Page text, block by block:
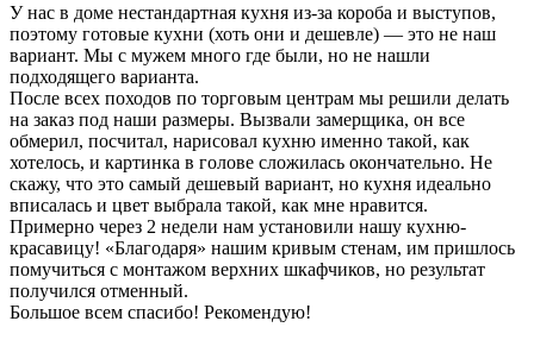
У нас в доме нестандартная кухня из-за короба и выступов,
поэтому готовые кухни (хоть они и дешевле) — это не наш
вариант. Мы с мужем много где были, но не нашли
подходящего варианта.
После всех походов по торговым центрам мы решили делать
на заказ под наши размеры. Вызвали замерщика, он все
обмерил, посчитал, нарисовал кухню именно такой, как
хотелось, и картинка в голове сложилась окончательно. Не
скажу, что это самый дешевый вариант, но кухня идеально
вписалась и цвет выбрала такой, как мне нравится.
Примерно через 2 недели нам установили нашу кухню-
красавицу! «Благодаря» нашим кривым стенам, им пришлось
помучиться с монтажом верхних шкафчиков, но результат
получился отменный.
Большое всем спасибо! Рекомендую!